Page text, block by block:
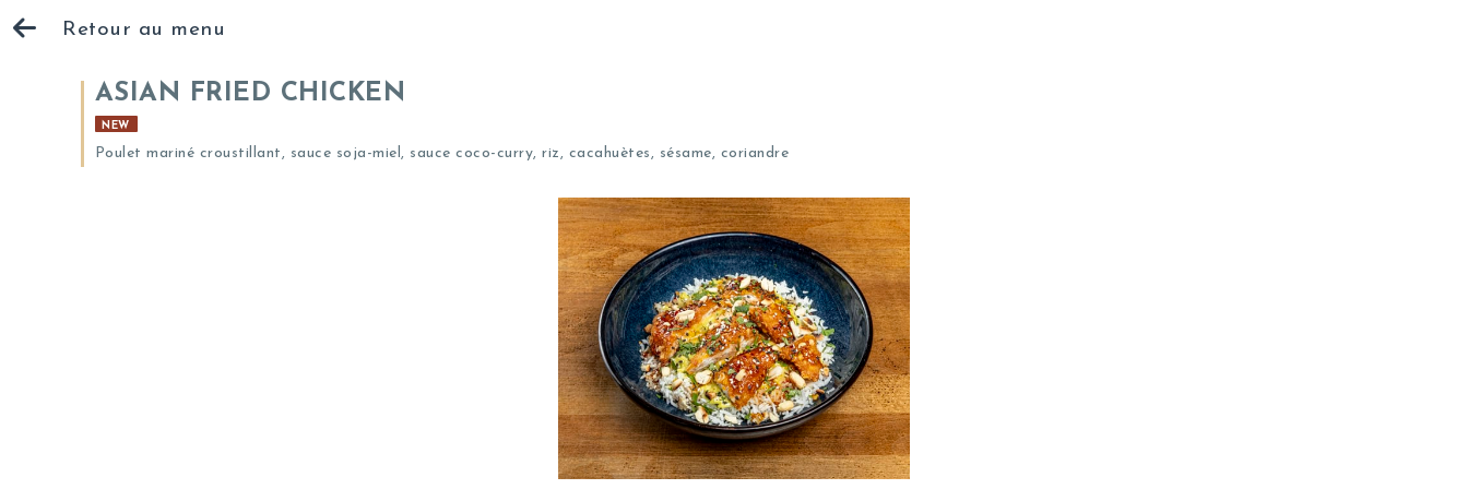
Retour au menu
ASIAN FRIED CHICKEN
NEW
Poulet mariné croustillant, sauce soja-miel, sauce coco-curry, riz, cacahuètes, sésame, coriandre